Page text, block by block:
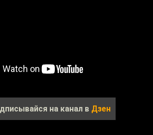
на канал в Дзен